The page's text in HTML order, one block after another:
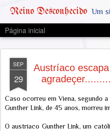
Reino Desconhecido Um site para quem é curioso e
Página inicial
SEP
29
Austríaco
Caso ocorreu em Viena, segundo
Gunther Link, de 45 anos, morreu
O austríaco Gunther Link, um